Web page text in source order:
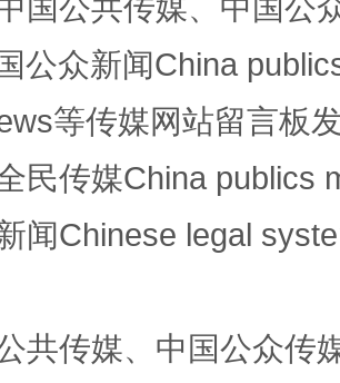
技园优化重塑工作
国公共传媒、中国公
公众新闻China
等传媒网站留言板
民传媒China publics
闻Chinese legal
共传媒、中国公众传